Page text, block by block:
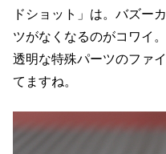
ドショット」は。バズー
ツがなくなるのがコワイ
透明な特殊パーツのファ
てますね。